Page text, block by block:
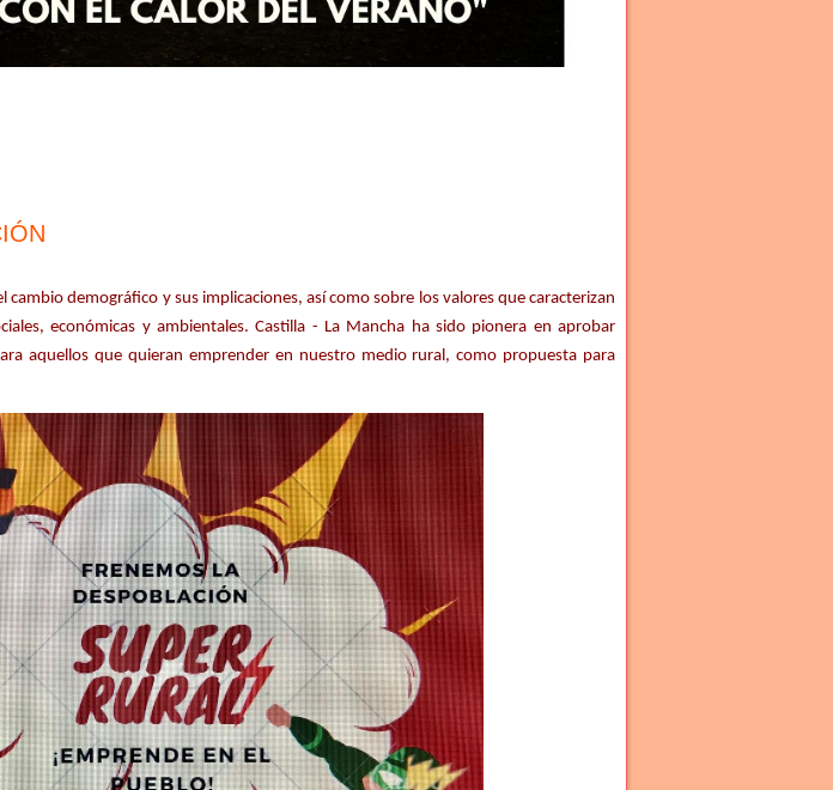
cambio demográfico y sus implicaciones, así como sobre los valores que caracterizan
económicas y ambientales. Castilla - La Mancha ha sido pionera en aprobar
aquellos que quieran emprender en nuestro medio rural, como propuesta para